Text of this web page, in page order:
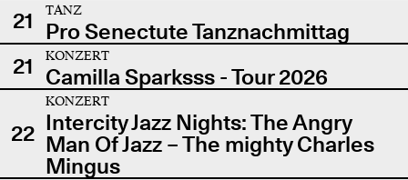
21
TANZ
Pro Senectute Tanznachmittag
21
KONZERT
Camilla Sparksss - Tour 2026
22
KONZERT
Intercity Jazz Nights: The Angry
Man Of Jazz – The mighty Charles
Mingus